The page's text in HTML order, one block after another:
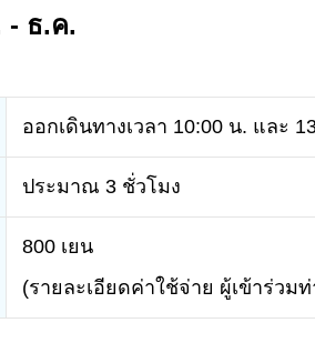
- ธ.ค.
ออกเดินทางเวลา 10:00 น. และ
ประมาณ 3 ชั่วโมง
800 เยน
(รายละเอียดค่าใช้จ่าย ผู้เข้าร่วม